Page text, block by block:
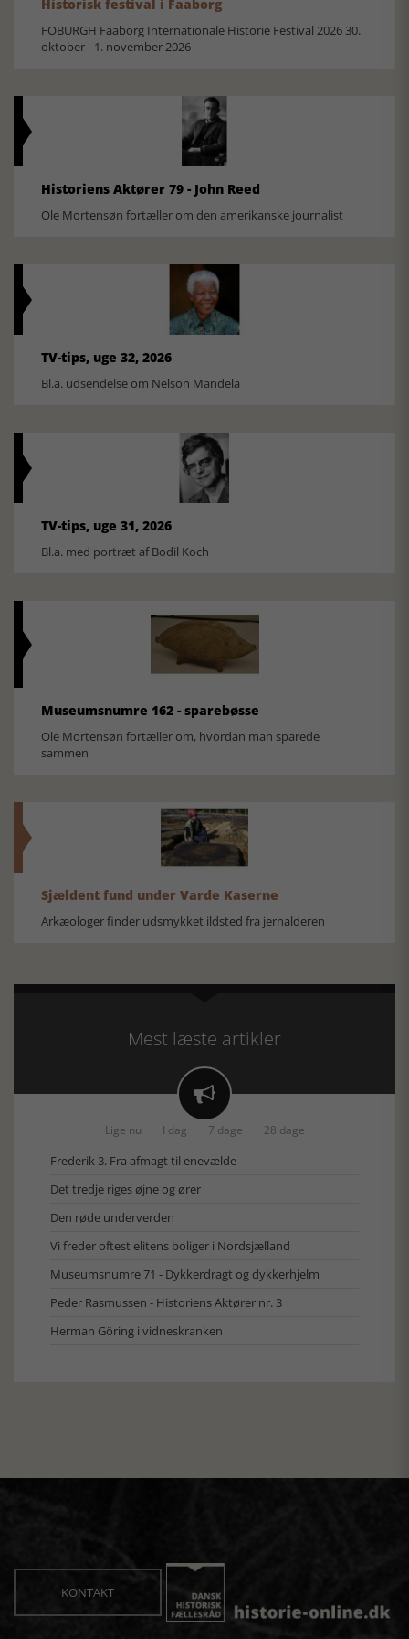
Historisk festival i Faaborg
FOBURGH Faaborg Internationale Historie Festival 2026 30.
oktober - 1. november 2026
Historiens Aktører 79 - John Reed
Ole Mortensøn fortæller om den amerikanske journalist
TV-tips, uge 32, 2026
Bl.a. udsendelse om Nelson Mandela
TV-tips, uge 31, 2026
Bl.a. med portræt af Bodil Koch
Museumsnumre 162 - sparebøsse
Ole Mortensøn fortæller om, hvordan man sparede
sammen
Sjældent fund under Varde Kaserne
Arkæologer finder udsmykket ildsted fra jernalderen
Mest læste artikler

Lige nu I dag 7 dage 28 dage
Frederik 3. Fra afmagt til enevælde
Det tredje riges øjne og ører
Den røde underverden
Vi freder oftest elitens boliger i Nordsjælland
Museumsnumre 71 - Dykkerdragt og dykkerhjelm
Peder Rasmussen - Historiens Aktører nr. 3
Herman Göring i vidneskranken
KONTAKT